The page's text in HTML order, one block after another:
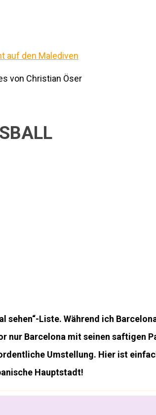
von Christian Öser
Liste. Während ich
Barcelona mit seinen saftigen
Umstellung. Hier ist
Hauptstadt!